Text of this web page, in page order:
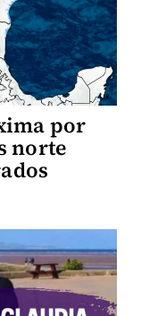
por
norte